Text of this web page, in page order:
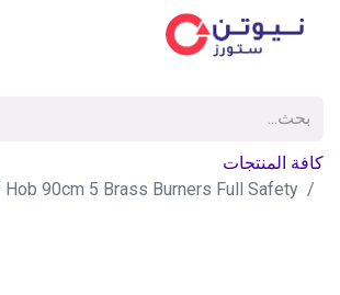
كافة المنتجات
Hob 90cm 5 Brass Burners Full Safety